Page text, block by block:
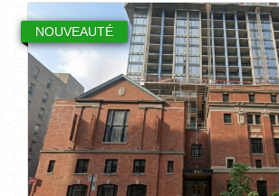
NOUVEAUTÉ